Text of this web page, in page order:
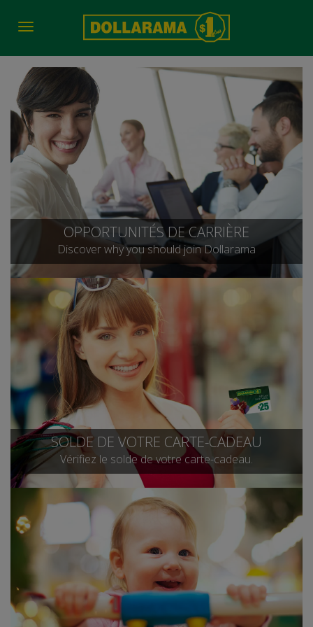
Toggle
OPPORTUNITÉS DE CARRIÈRE
Discover why you should join Dollarama
SOLDE DE VOTRE CARTE-CADEAU
Vérifiez le solde de votre carte-cadeau.